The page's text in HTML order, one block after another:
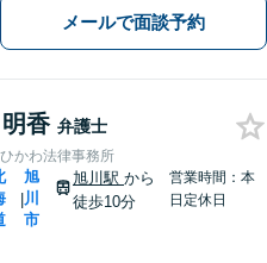
メールで面談予約
香 弁護士
かわ法律事務所
|
旭
川
市
旭川駅 から
徒歩10分
営業時間：本
日定休日